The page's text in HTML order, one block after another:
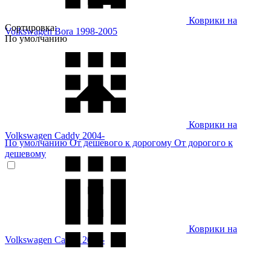
Коврики на
Volkswagen Bora 1998-2005
Коврики на
Volkswagen Caddy 2004-
Коврики на
Volkswagen Caddy 2020-
Сортировка:
По умолчанию
По умолчаниюОт дешевого к дорогому От дорогого к
дешевому